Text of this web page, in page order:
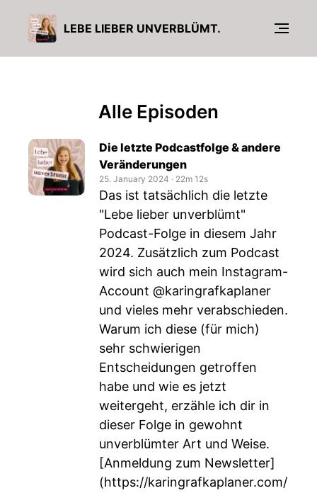
LEBE LIEBER UNVERBLÜMT.
Alle Episoden
Die letzte Podcastfolge & andere
Veränderungen
25. January 2024 ‧ 22m 12s
Das ist tatsächlich die letzte
"Lebe lieber unverblümt"
Podcast-Folge in diesem Jahr
2024. Zusätzlich zum Podcast
wird sich auch mein Instagram-
Account @karingrafkaplaner
und vieles mehr verabschieden.
Warum ich diese (für mich)
sehr schwierigen
Entscheidungen getroffen
habe und wie es jetzt
weitergeht, erzähle ich dir in
dieser Folge in gewohnt
unverblümter Art und Weise.
[Anmeldung zum Newsletter]
(https://karingrafkaplaner.com/